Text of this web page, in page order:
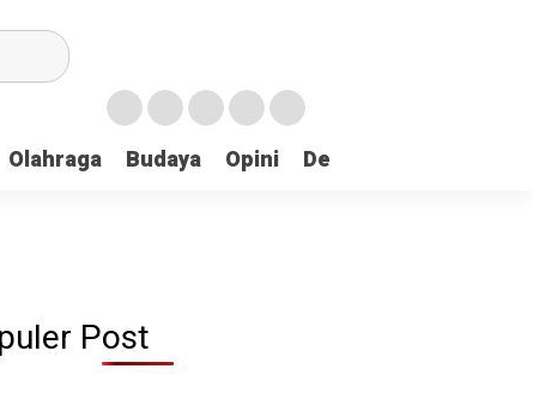
Olahraga Budaya Opini Demokrasi
Post